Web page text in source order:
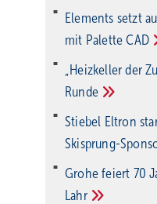
Elements setzt
mit PaletteCAD
„Heizkeller der
Run­de
Stiebel Eltron
Ski­sprung-
Grohe feiert 70
Lahr